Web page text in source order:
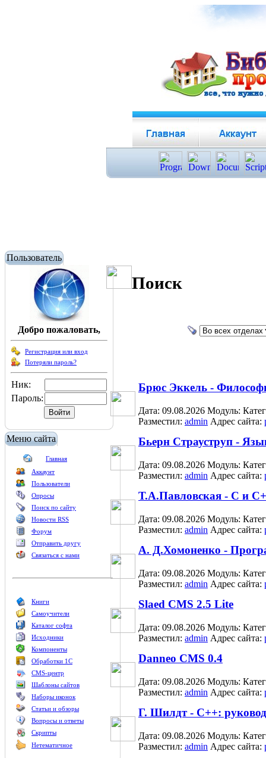
Пользователь
Добро пожаловать,
Регистрация или вход
Потеряли пароль?
Ник:
Пароль:
Меню сайта
Главная
Аккаунт
Пользователи
Опросы
Поиск по сайту
Новости RSS
Форум
Отправить другу
Связаться с нами
Книги
Самоучители
Каталог софта
Исходники
Компоненты
Обработки 1С
CMS-центр
Шаблоны сайтов
Наборы иконок
Статьи и обзоры
Вопросы и ответы
Скрипты
Нетематичное
Поиск
Брюс Эккель -
Дата: 09.08.2026 Модуль:
Разместил: admin Адрес сайта:
Бьерн Страуструп -
Дата: 09.08.2026 Модуль:
Разместил: admin Адрес сайта:
Т.А.Павловская - С и
Дата: 09.08.2026 Модуль:
Разместил: admin Адрес сайта:
А. Д.Хомоненко -
Дата: 09.08.2026 Модуль:
Разместил: admin Адрес сайта:
Slaed CMS 2.5 Lite
Дата: 09.08.2026 Модуль:
Разместил: admin Адрес сайта:
Danneo CMS 0.4
Дата: 09.08.2026 Модуль:
Разместил: admin Адрес сайта:
Г. Шилдт - C++:
Дата: 09.08.2026 Модуль:
Разместил: admin Адрес сайта: